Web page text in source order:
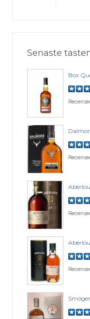
Senaste
Box